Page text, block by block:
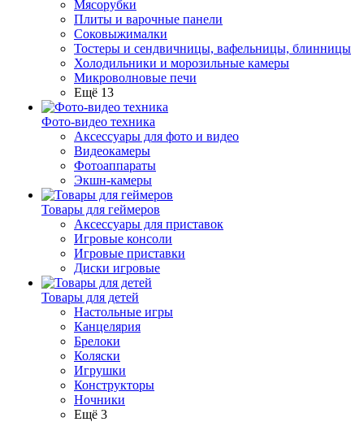
Мясорубки
Плиты и варочные панели
Соковыжималки
Тостеры и сендвичницы, вафельницы, блинницы
Холодильники и морозильные камеры
Микроволновые печи
Ещё 13
Фото-видео техника
Аксессуары для фото и видео
Видеокамеры
Фотоаппараты
Экшн-камеры
Товары для геймеров
Аксессуары для приставок
Игровые консоли
Игровые приставки
Диски игровые
Товары для детей
Настольные игры
Канцелярия
Брелоки
Коляски
Игрушки
Конструкторы
Ночники
Ещё 3